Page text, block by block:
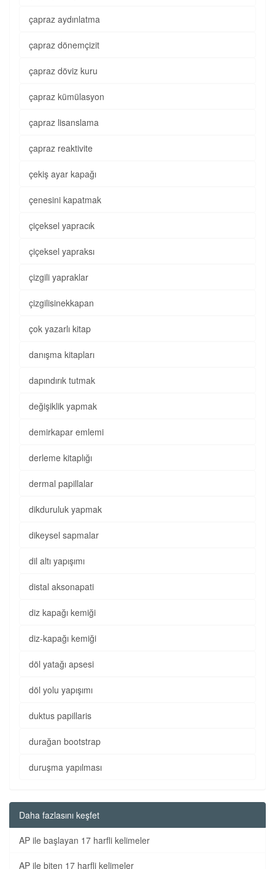
çapraz aydınlatma
çapraz dönemçizit
çapraz döviz kuru
çapraz kümülasyon
çapraz lisanslama
çapraz reaktivite
çekiş ayar kapağı
çenesini kapatmak
çiçeksel yapracık
çiçeksel yapraksı
çizgili yapraklar
çizgilisinekkapan
çok yazarlı kitap
danışma kitapları
dapındırık tutmak
değişiklik yapmak
demirkapar emlemi
derleme kitaplığı
dermal papillalar
dikduruluk yapmak
dikeysel sapmalar
dil altı yapışımı
distal aksonapati
diz kapağı kemiği
diz-kapağı kemiği
döl yatağı apsesi
döl yolu yapışımı
duktus papillaris
durağan bootstrap
duruşma yapılması
Daha fazlasını keşfet
AP ile başlayan 17 harfli kelimeler
AP ile biten 17 harfli kelimeler